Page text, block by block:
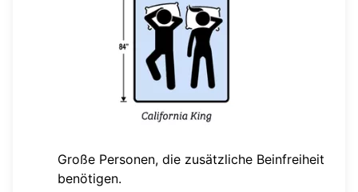
Große Personen, die zusätzliche Beinfreiheit
benötigen.